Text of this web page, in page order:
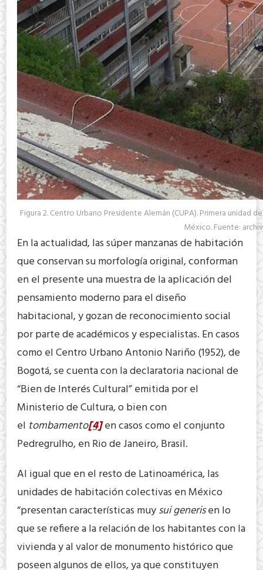
Figura 2. Centro Urbano Presidente Alemán (CUPA). Primera
México. Fuente:
En la actualidad, las súper manzanas de habitación
que conservan su morfología original, conforman
en el presente una muestra de la aplicación del
pensamiento moderno para el diseño
habitacional, y gozan de reconocimiento social
por parte de académicos y especialistas. En casos
como el Centro Urbano Antonio Nariño (1952), de
Bogotá, se cuenta con la declaratoria nacional de
“Bien de Interés Cultural” emitida por el
Ministerio de Cultura, o bien con
el tombamento[4]en casos como el conjunto
Pedregrulho, en Rio de Janeiro, Brasil.
Al igual que en el resto de Latinoamérica, las
unidades de habitación colectivas en México
“presentan características muysui generisen lo
que se refiere a la relación de los habitantes con la
vivienda y al valor de monumento histórico que
poseen algunos de ellos, ya que constituyen